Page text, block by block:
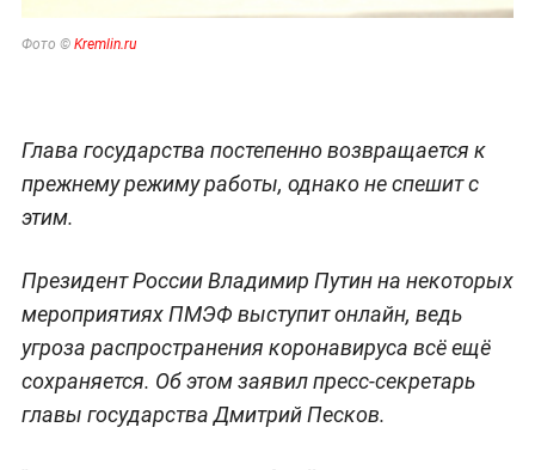
Фото © Kremlin.ru
Глава государства постепенно возвращается к
прежнему режиму работы, однако не спешит с
этим.
Президент России Владимир Путин на некоторых
мероприятиях ПМЭФ выступит онлайн, ведь
угроза распространения коронавируса всё ещё
сохраняется. Об этом заявил пресс-секретарь
главы государства Дмитрий Песков.